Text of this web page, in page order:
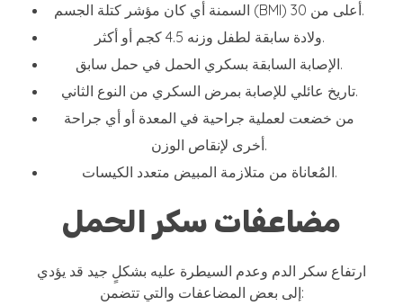
السمنة أي كان مؤشر كتلة الجسم (BMI) أعلى من 30.
ولادة سابقة لطفل وزنه 4.5 كجم أو أكثر.
الإصابة السابقة بسكري الحمل في حمل سابق.
تاريخ عائلي للإصابة بمرض السكري من النوع الثاني.
من خضعت لعملية جراحية في المعدة أو أي جراحة
أخرى لإنقاص الوزن.
المُعاناة من متلازمة المبيض متعدد الكيسات.
مضاعفات سكر الحمل
ارتفاع سكر الدم وعدم السيطرة عليه بشكلٍ جيد قد يؤدي
إلى بعض المضاعفات والتي تتضمن: